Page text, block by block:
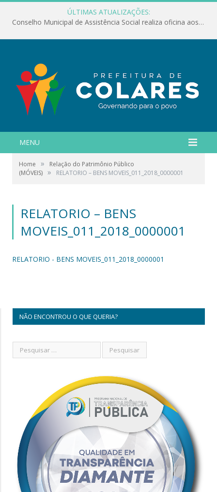
ÚLTIMAS ATUALIZAÇÕES:
Conselho Municipal de Assistência Social realiza oficina aos servidores
MENU
Home »
Relação do Patrimônio Público
(MÓVEIS) » RELATORIO – BENS MOVEIS_011_2018_0000001
RELATORIO – BENS
MOVEIS_011_2018_0000001
RELATORIO - BENS MOVEIS_011_2018_0000001
NÃO ENCONTROU O QUE QUERIA?